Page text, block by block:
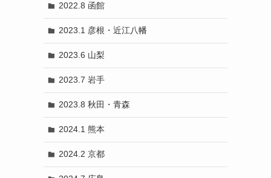
2022.8 函館
2023.1 彦根・近江八幡
2023.6 山梨
2023.7 岩手
2023.8 秋田・青森
2024.1 熊本
2024.2 京都